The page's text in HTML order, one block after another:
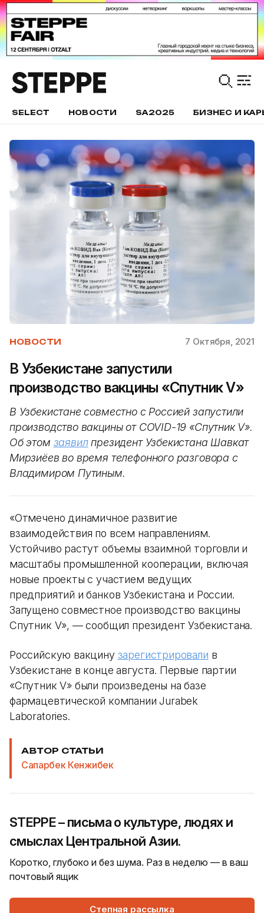
SELECT НОВОСТИ SA2025 БИЗНЕС И
НОВОСТИ 7 Октября, 2021
В Узбекистане запустили
производство вакцины «Спутник V»
В Узбекистане совместно с Россией запустили
производство вакцины от COVID-19 «Спутник V».
Об этом заявилпрезидент Узбекистана Шавкат
Мирзиёев во время телефонного разговора с
Владимиром Путиным.
«Отмечено динамичное развитие
взаимодействия по всем направлениям.
Устойчиво растут объемы взаимной торговли и
масштабы промышленной кооперации, включая
новые проекты с участием ведущих
предприятий и банков Узбекистана и России.
Запущено совместное производство вакцины
Спутник V», — сообщил президент Узбекистана.
Российскую вакцину зарегистрировали в
Узбекистане в конце августа. Первые партии
«Спутник V» были произведены на базе
фармацевтической компании Jurabek
Laboratories.
АВТОР СТАТЬИ
Сапарбек Кенжибек
STEPPE – письма о культуре, людях и
смыслах Центральной Азии.
Коротко, глубоко и без шума. Раз в неделю — в ваш
почтовый ящик
Степная рассылка